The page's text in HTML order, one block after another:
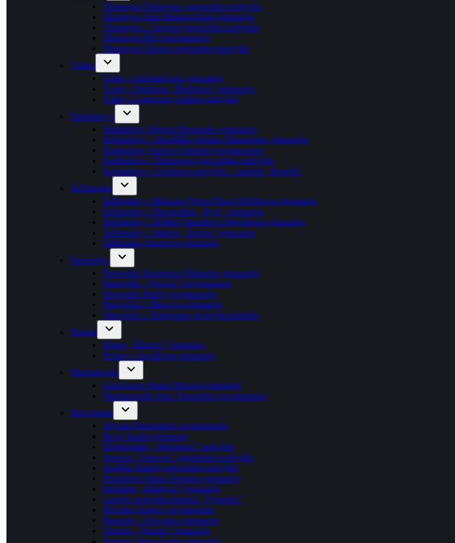
Ukmergės Dukstynos pagrindinė mokykla
Ukmergės Jono Basanavičiaus gimnazija
Ukmergės r. Taujėnų pagrindinė mokykla
Ukmergės Šilo progimnazija
Ukmergės Užupio pagrindinė mokykla
Trakai
Trakų r. Aukštadvario gimnazija
Trakų r. Paluknio „Medeinos” gimnazija
Trakų r. Lentvario pradinė mokykla
Kaišiadorys
Kaišiadorių Algirdo Brazausko gimnazija
Kaišiadorių r. Rumšiškių Antano Baranausko gimnazija
Kaišiadorių Vaclovo Giržado progimnazija
Kaišiadorių r. Palomenės pagrindinė mokykla
Kaišiadorių r. Gudienos mokykla – darželis „Rugelis”
Šalčininkai
Šalčininkų r. Baltosios Vokės Elizos Ožeškovos gimnazija
Šalčininkų r. Dieveniškių „Ryto“ gimnazija
Šalčininkų r. Eišiškių Stanislovo Rapolionio gimnazija
Šalčininkų r. Jašiūnų „Aušros” gimnazija
Šalčininkų Santarvės gimnazija
Panevėžys
Panevėžio Kazimiero Paltaroko gimnazija
Panevėžio „Vyturio” progimnazija
Panevėžio Beržų progimnazija
Panevėžio r. Raguvos gimnazija
Panevėžio r. Pažagienių mokykla-darželis
Prienai
Prienų „Žiburio” gimnazija
Prienų r. Suvalkijos gimnazija
Marijampolė
Liudvinavo Kazio Borutos gimnazija
Marijampolės Jono Totoraičio progimnazija
Kiti miestai
Alytaus Panemunės progimnazija
Biržų Saulės gimnazija
Druskininkų „Atgimimo” mokykla
Jonavos „Lietavos” pagrindinė mokykla
Joniškio Saulės pagrindinė mokykla
Prezidento Kazio Griniaus gimnazija
Kėdainių „Atžalyno” gimnazija
Lazdijų mokykla-darželis „Vyturėlis”
Pasvalio Svalios progimnazija
Raseinių r. Ariogalos gimnazija
Varėnos „Ąžuolo“ gimnazija
Veisiejų Sigito Gedos gimnazija